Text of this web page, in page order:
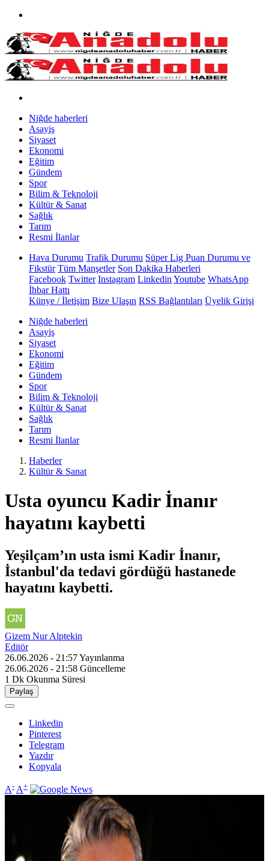
Niğde haberleri
Asayiş
Siyaset
Ekonomi
Eğitim
Gündem
Spor
Bilim & Teknoloji
Kültür & Sanat
Sağlık
Tarım
Resmi İlanlar
Hava Durumu Trafik Durumu Süper Lig Puan Durumu ve
Fikstür Tüm Manşetler Son Dakika Haberleri
Facebook Twitter Instagram Linkedin Youtube WhatsApp
İhbar Hattı
Künye / İletişim Bize Ulaşın RSS Bağlantıları Üyelik Girişi
Niğde haberleri
Asayiş
Siyaset
Ekonomi
Eğitim
Gündem
Spor
Bilim & Teknoloji
Kültür & Sanat
Sağlık
Tarım
Resmi İlanlar
Haberler
Kültür & Sanat
Usta oyuncu Kadir İnanır
hayatını kaybetti
Yeşilçam’ın usta ismi Kadir İnanır,
İstanbul'da tedavi gördüğü hastanede
hayatını kaybetti.
Gizem Nur Alptekin
Editör
26.06.2026 - 21:57Yayınlanma
26.06.2026 - 21:58 Güncelleme
1 Dk Okunma Süresi
Paylaş
Linkedin
Pinterest
Telegram
Yazdır
Kopyala
A- A+